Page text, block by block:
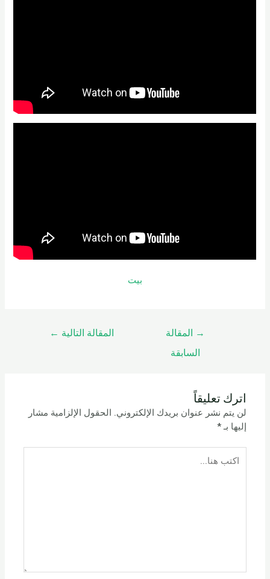
بيت
→
المقالة
السابقة
المقالة التالية ←
اترك تعليقاً
لن يتم نشر عنوان بريدك الإلكتروني. الحقول الإلزامية مشار
إليها بـ*
هنا...